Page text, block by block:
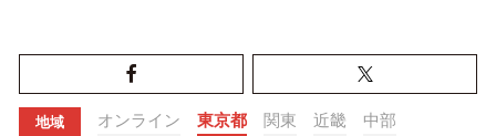
地域 オンライン 東京都 関東 近畿 中部